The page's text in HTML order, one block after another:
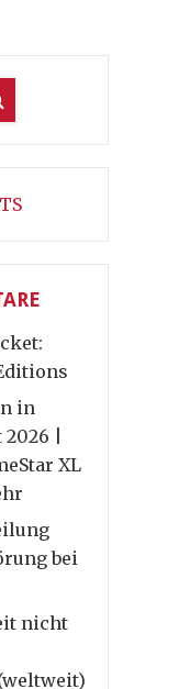
in
|
XL
bei
nicht